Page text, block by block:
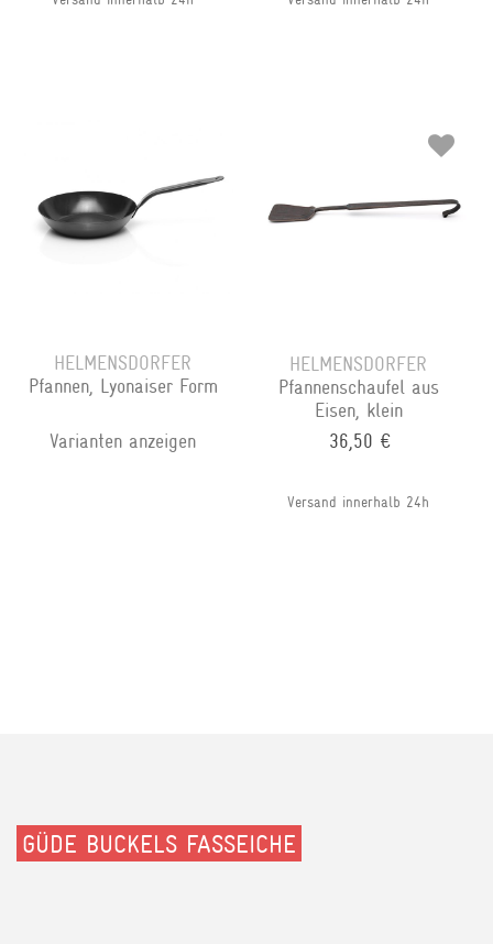
HELMENSDORFER
Pfannen, Lyonaiser Form
Varianten anzeigen
HELMENSDORFER
Pfannenschaufel aus
Eisen, klein
36,50 €
Versand innerhalb 24h
GÜDE BUCKELS FASSEICHE